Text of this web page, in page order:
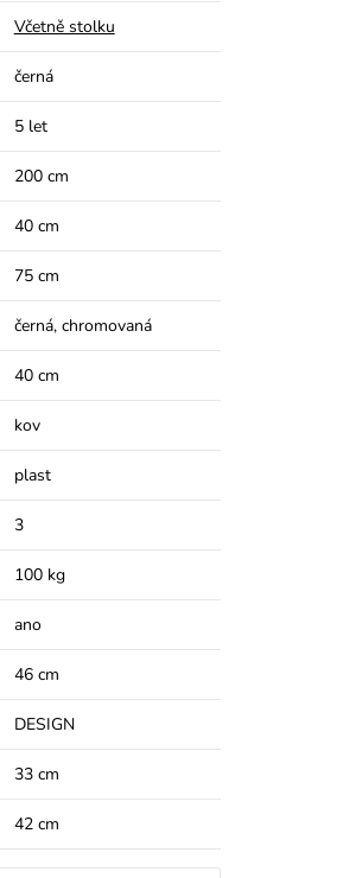
Včetně stolku
černá
5 let
200 cm
40 cm
75 cm
černá, chromovaná
40 cm
kov
plast
3
100 kg
ano
46 cm
DESIGN
33 cm
42 cm